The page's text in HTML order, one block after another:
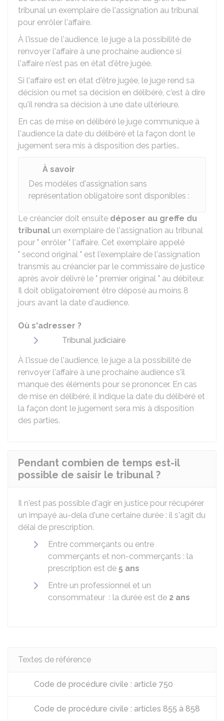
tribunal un exemplaire de l'assignation au tribunal
pour enrôler l'affaire.
À l'issue de l'audience, le juge a la possibilité de
renvoyer l'affaire à une prochaine audience si
l'affaire n'est pas en état d'être jugée.
Si l'affaire est en état d'être jugée, le juge rend sa
décision ou met sa décision en délibéré, c'est à dire
qu'il rendra sa décision à une date ultérieure.
En cas de mise en délibéré le juge communique à
l'audience la date du délibéré et la façon dont le
jugement sera mis à disposition des parties..
À savoir
Des modèles d'assignation sans
représentation obligatoire sont disponibles :
Le créancier doit ensuite déposer au greffe du
tribunal un exemplaire de l'assignation au tribunal
pour " enrôler " l'affaire. Cet exemplaire appelé
" second original " est l'exemplaire de l'assignation
transmis au créancier par le commissaire de justice
après avoir délivré le " premier original " au débiteur.
Il doit obligatoirement être déposé au moins 8
jours avant la date d'audience.
Où s'adresser ?
Tribunal judiciaire
À l'issue de l'audience, le juge a la possibilité de
renvoyer l'affaire à une prochaine audience s'il
manque des éléments pour se prononcer. En cas
de mise en délibéré, il indique la date du délibéré et
la façon dont le jugement sera mis à disposition
des parties.
Pendant combien de temps est-il
possible de saisir le tribunal ?
Il n'est pas possible d'agir en justice pour récupérer
un impayé au-dela d'une certaine durée : il s'agit du
délai de prescription.
Entre commerçants ou entre
commerçants et non-commerçants : la
prescription est de 5 ans
Entre un professionnel et un
consommateur : la durée est de 2 ans
Textes de référence
Code de procédure civile : article 750
Code de procédure civile : articles 855 à 858